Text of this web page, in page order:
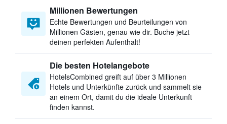
Millionen Bewertungen
Echte Bewertungen und Beurteilungen von
Millionen Gästen, genau wie dir. Buche jetzt
deinen perfekten Aufenthalt!
Die besten Hotelangebote
HotelsCombined greift auf über 3 Millionen
Hotels und Unterkünfte zurück und sammelt sie
an einem Ort, damit du die ideale Unterkunft
finden kannst.